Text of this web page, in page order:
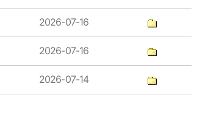
2026-07-16
2026-07-16
2026-07-14